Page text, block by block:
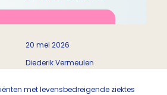
20 mei 2026
Diederik Vermeulen
met levensbedreigende ziektes